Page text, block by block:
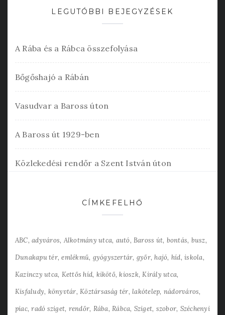
LEGUTÓBBI BEJEGYZÉSEK
A Rába és a Rábca összefolyása
Bőgőshajó a Rábán
Vasudvar a Baross úton
A Baross út 1929-ben
Közlekedési rendőr a Szent István úton
CÍMKEFELHŐ
ABC adyváros Alkotmány utca autó Baross út bontás busz
Dunakapu tér emlékmű gyógyszertár győr hajó híd iskola
Kazinczy utca Kettős híd kikötő kioszk Király utca
Kisfaludy könyvtár Köztársaság tér lakótelep nádorváros
piac radó sziget rendőr Rába Rábca Sziget szobor Széchenyi